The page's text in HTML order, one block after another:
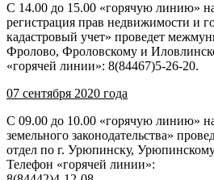
С 14.00 до 15.00 «горячую линию»
регистрация прав недвижимости и
кадастровый учет» проведет
Фролово, Фроловскому и
«горячей линии»: 8(84467)5-26-20.
07 сентября 2020 года
С 09.00 до 10.00 «горячую линию»
земельного законодательства»
отдел по г. Урюпинску,
Телефон «горячей линии»: